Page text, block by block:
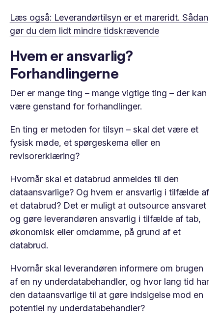
Læs også: Leverandørtilsyn er et mareridt. Sådan
gør du dem lidt mindre tidskrævende
Hvem er ansvarlig?
Forhandlingerne
Der er mange ting – mange vigtige ting – der kan
være genstand for forhandlinger.
En ting er metoden for tilsyn – skal det være et
fysisk møde, et spørgeskema eller en
revisorerklæring?
Hvornår skal et databrud anmeldes til den
dataansvarlige? Og hvem er ansvarlig i tilfælde af
et databrud? Det er muligt at outsource ansvaret
og gøre leverandøren ansvarlig i tilfælde af tab,
økonomisk eller omdømme, på grund af et
databrud.
Hvornår skal leverandøren informere om brugen
af ​​en ny underdatabehandler, og hvor lang tid har
den dataansvarlige til at gøre indsigelse mod en
potentiel ny underdatabehandler?